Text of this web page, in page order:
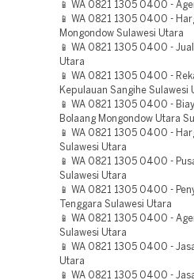
📱 WA 0821 1305 0400 -
📱 WA 0821 1305 0400 -
Mongondow Sulawesi Utara
📱 WA 0821 1305 0400 -
Utara
📱 WA 0821 1305 0400 -
Kepulauan Sangihe Sulawesi
📱 WA 0821 1305 0400 -
Bolaang Mongondow Utara
📱 WA 0821 1305 0400 -
Sulawesi Utara
📱 WA 0821 1305 0400 -
Sulawesi Utara
📱 WA 0821 1305 0400 -
Tenggara Sulawesi Utara
📱 WA 0821 1305 0400 -
Sulawesi Utara
📱 WA 0821 1305 0400 -
Utara
📱 WA 0821 1305 0400 -